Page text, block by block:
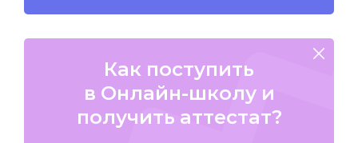
Как поступить
в Онлайн-школу и
получить аттестат?